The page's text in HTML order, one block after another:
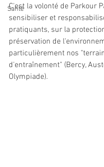
Santé
C'est la volonté de Parkour
sensibiliser et
pratiquants, sur la
préservation de
particulièrement nos
d'entraînement" (Bercy,
Olympiade).